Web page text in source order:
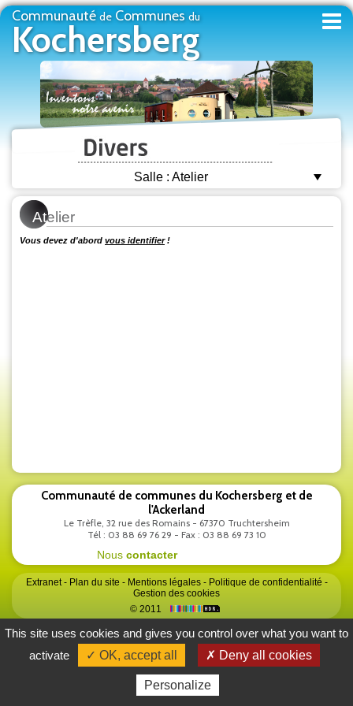
Communauté de Communes du
Kochersberg
Salle : Atelier
Atelier
Vous devez d'abord vous identifier!
Communauté de communes du Kochersberg et de
l'Ackerland
Le Trèfle, 32 rue des Romains - 67370 Truchtersheim
Tél : 03 88 69 76 29 - Fax : 03 88 69 73 10
Nous contacter
Extranet- Plan du site - Mentions légales- Politique de confidentialité -
Gestion des cookies
© 2011
This site uses cookies and gives you control over what you want to
activate
✓ OK, accept all ✗ Deny all cookies
Personalize